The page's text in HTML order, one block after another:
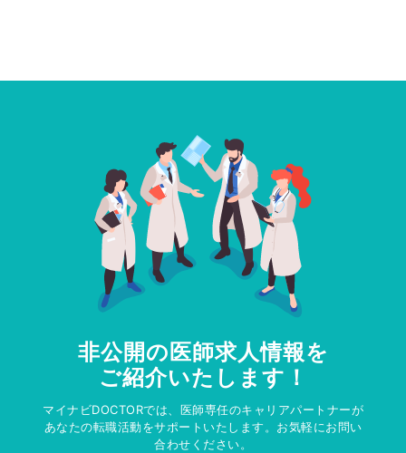
非公開の医師求人情報を
ご紹介いたします！
マイナビDOCTORでは、医師専任のキャリアパートナーが
あなたの転職活動をサポートいたします。お気軽にお問い
合わせください。